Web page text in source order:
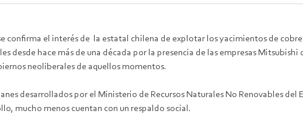
confirma el interés de la estatal chilena de explotar los yacimientos de
desde hace más de una década por la presencia de las empresas
neoliberales de aquellos momentos.
desarrollados por el Ministerio de Recursos Naturales No Renovables del
mucho menos cuentan con un respaldo social.